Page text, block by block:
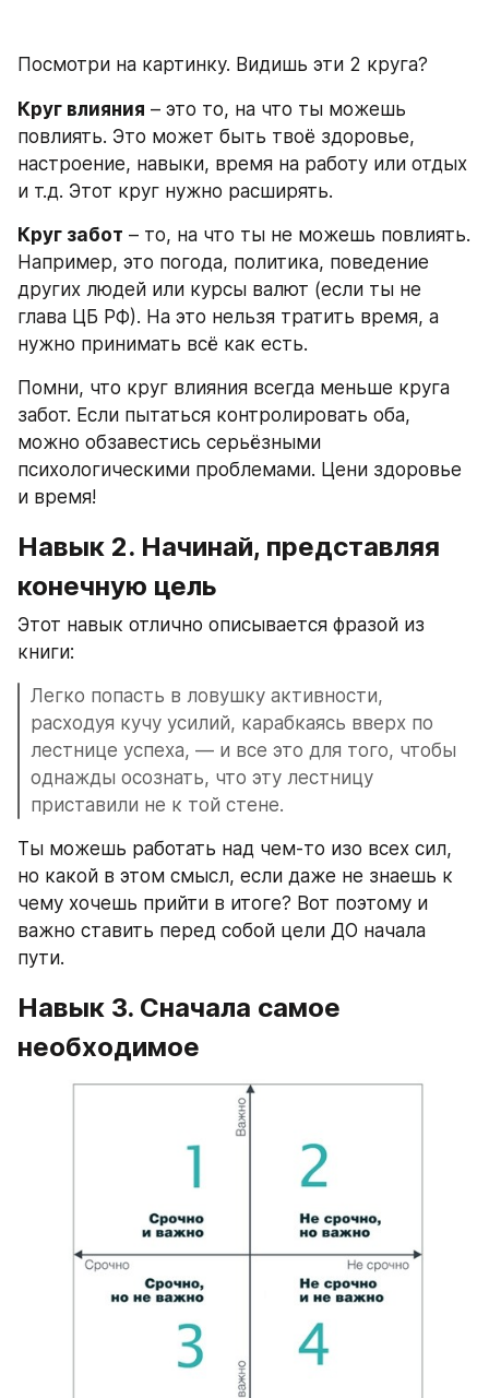
Посмотри на картинку. Видишь эти 2 круга?
Круг влияния – это то, на что ты можешь
повлиять. Это может быть твоё здоровье,
настроение, навыки, время на работу или отдых
и т.д. Этот круг нужно расширять.
Круг забот – то, на что ты не можешь повлиять.
Например, это погода, политика, поведение
других людей или курсы валют (если ты не
глава ЦБ РФ). На это нельзя тратить время, а
нужно принимать всё как есть.
Помни, что круг влияния всегда меньше круга
забот. Если пытаться контролировать оба,
можно обзавестись серьёзными
психологическими проблемами. Цени здоровье
и время!
Навык 2. Начинай, представляя
конечную цель
Этот навык отлично описывается фразой из
книги:
Легко попасть в ловушку активности,
расходуя кучу усилий, карабкаясь вверх по
лестнице успеха, — и все это для того, чтобы
однажды осознать, что эту лестницу
приставили не к той стене.
Ты можешь работать над чем-то изо всех сил,
но какой в этом смысл, если даже не знаешь к
чему хочешь прийти в итоге? Вот поэтому и
важно ставить перед собой цели ДО начала
пути.
Навык 3. Сначала самое
необходимое